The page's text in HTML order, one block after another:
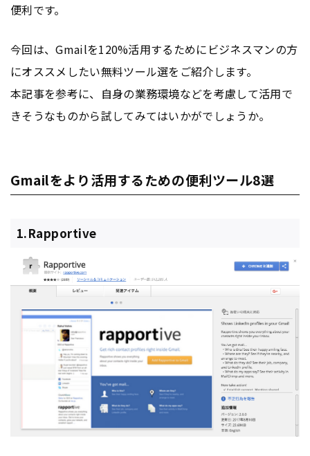
便利です。
今回は、Gmailを120%活用するためにビジネスマンの方
にオススメしたい無料ツール選をご紹介します。
本記事を参考に、自身の業務環境などを考慮して活用で
きそうなものから試してみてはいかがでしょうか。
Gmailをより活用するための便利ツール8選
1.Rapportive